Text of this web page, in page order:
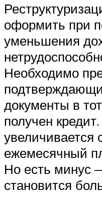
оформить при
уменьшения
Необходимо
документы в
получен
увеличивается
ежемесячный
Но есть минус
становится